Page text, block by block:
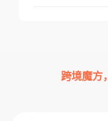
跨境魔方，